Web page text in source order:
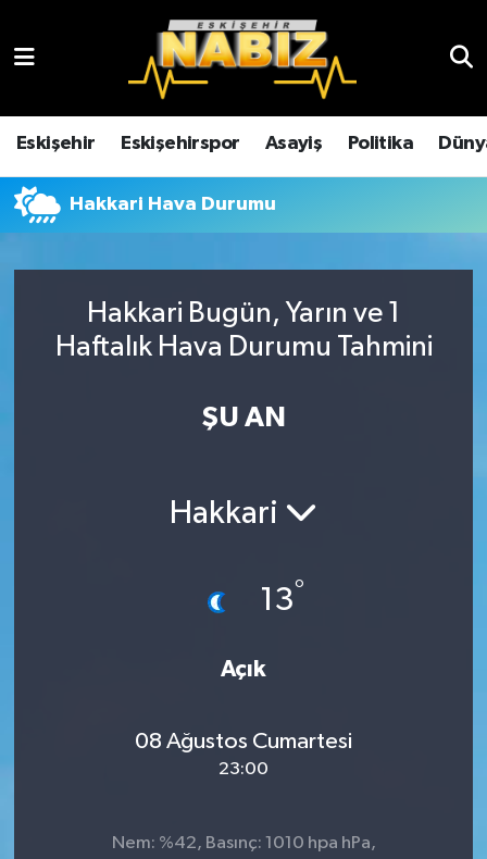
Eskişehir Eskişehirspor Asayiş Politika
Hakkari Hava Durumu
Hakkari Bugün, Yarın ve 1
Haftalık Hava Durumu Tahmini
ŞU AN
Hakkari
13°
Açık
08 Ağustos Cumartesi
23:00
Nem: %42, Basınç: 1010 hpa hPa,
Çevre
Dünya
Ekonomi
Eskişehir
Eskişehir Hava Durumu
Eskişehir Trafik Yoğunluk Haritası
TFF 3.Lig 4.Grup Puan Durumu ve Fikstür
Son Dakika Haberleri
Haber Arşivi